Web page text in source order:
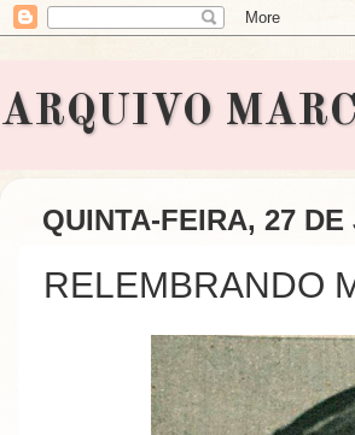
ARQUIVO
QUINTA-FEIRA, 27
RELEMBRANDO